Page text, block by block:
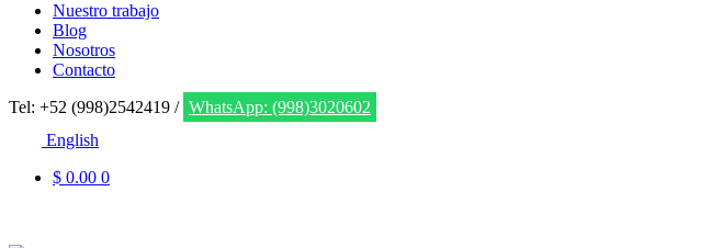
Nuestro trabajo
Blog
Nosotros
Contacto
Tel: +52 (998)2542419 / WhatsApp: (998)3020602
English
$ 0.00 0